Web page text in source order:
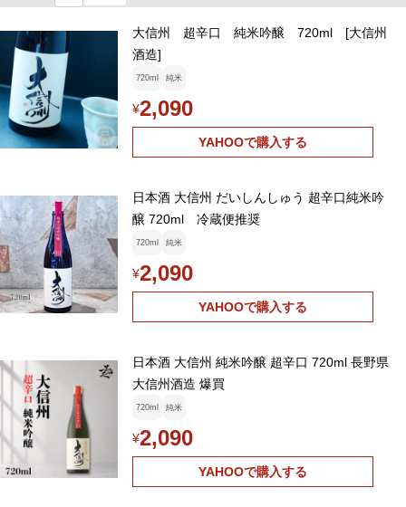
大信州 超辛口 純米吟醸 720ml [大信州
酒造]
720ml 純米
¥2,090
YAHOOで購入する
日本酒 大信州 だいしんしゅう 超辛口純米吟
醸 720ml 冷蔵便推奨
720ml 純米
¥2,090
YAHOOで購入する
日本酒 大信州 純米吟醸 超辛口 720ml 長野県
大信州酒造 爆買
720ml 純米
¥2,090
YAHOOで購入する